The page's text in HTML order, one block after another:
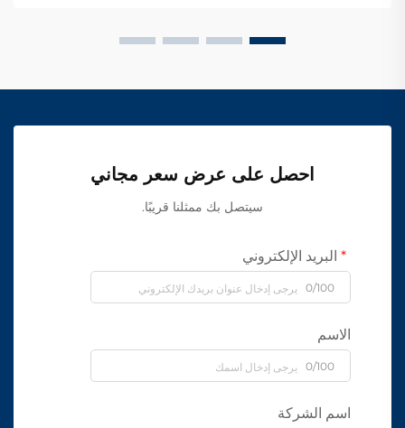
احصل على عرض سعر مجاني
سيتصل بك ممثلنا قريبًا.
البريد الإلكتروني
0/100
الاسم
0/100
اسم الشركة